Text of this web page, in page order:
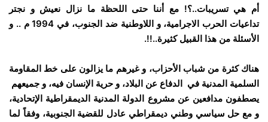
أم هي تسريبات..؟! مع أننا حتى اللحظة ما نزال نعيش و نجتر
تداعيات الحرب الاجرامية، و اللاوطنية ضد الجنوب، في 1994 م .. و
الأسئلة من هذا القبيل كثيرة..!!.
هناك كثرة من شباب الأحزاب، و غيرهم ما يزالون على خط المقاومة
السلمية المدنية في الدفاع عن البلاد، و حرية الإنسان فيه، و جميعهم
يصطفون مدافعين عن مشروع الدولة المدنية الديمقراطية الإتحادية،
و مع حل سياسي وطني ديمقراطي عادل للقضية الجنوبية، وفقاً لما